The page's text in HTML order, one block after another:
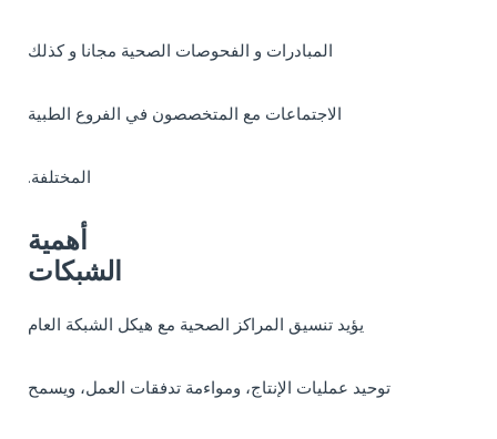
المبادرات و الفحوصات الصحية مجانا و كذلك
الاجتماعات مع المتخصصون في الفروع الطبية
.المختلفة
الشبكات
يؤيد تنسيق المراكز الصحية مع هيكل الشبكة العام
توحيد عمليات الإنتاج، ومواءمة تدفقات العمل، ويسمح